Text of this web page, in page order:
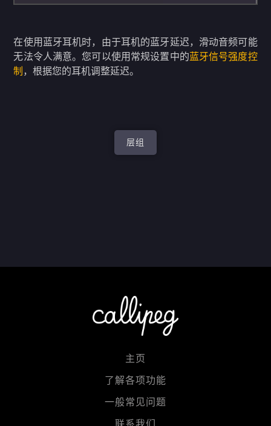
在使用蓝牙耳机时，由于耳机的蓝牙延迟，滑动音频可能
无法令人满意。您可以使用常规设置中的蓝牙信号强度控
制 ，根据您的耳机调整延迟。
层组
主页
了解各项功能
一般常见问题
联系我们